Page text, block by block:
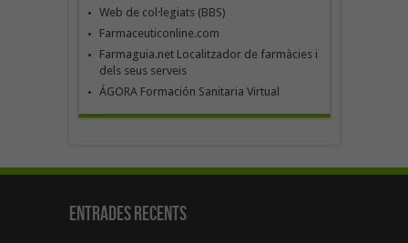
Web de col·legiats (BBS)
Farmaceuticonline.com
Farmaguia.net Localitzador de farmàcies i
dels seus serveis
ÁGORA Formación Sanitaria Virtual
Entrades recents